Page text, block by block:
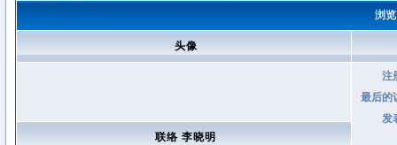
浏
头像
注
最后的
发
联络 李晓明